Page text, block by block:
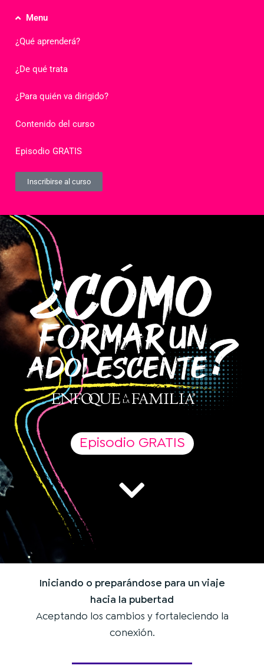
Menu
¿Qué aprenderá?
¿De qué trata
¿Para quién va dirigido?
Contenido del curso
Episodio GRATIS
Inscribirse al curso
Episodio GRATIS
Iniciando o preparándose para un viaje
hacia la pubertad
Aceptando los cambios y fortaleciendo la
conexión.